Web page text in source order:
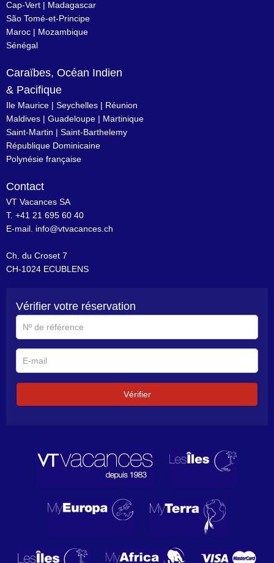
Cap-Vert | Madagascar
São Tomé-et-Principe
Maroc | Mozambique
Sénégal
Caraïbes, Océan Indien
& Pacifique
Ile Maurice | Seychelles | Réunion
Maldives | Guadeloupe | Martinique
Saint-Martin | Saint-Barthelemy
République Dominicaine
Polynésie française
Contact
VT Vacances SA
T. +41 21 695 60 40
E-mail. info@vtvacances.ch
Ch. du Croset 7
CH-1024 ECUBLENS
Vérifier votre réservation
N°
de
E-
mail
Vérifier